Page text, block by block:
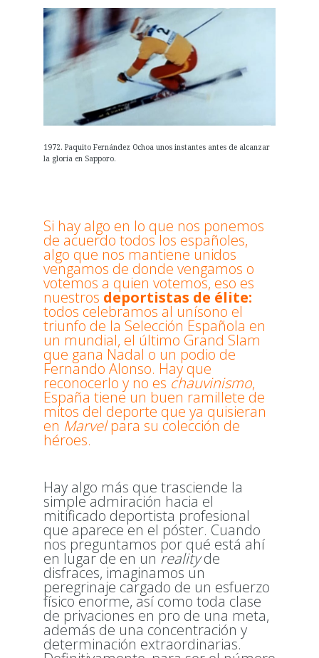
1972. Paquito Fernández Ochoa unos instantes antes de alcanzar
la gloria en Sapporo.
Si hay algo en lo que nos ponemos
de acuerdo todos los españoles,
algo que nos mantiene unidos
vengamos de donde vengamos o
votemos a quien votemos, eso es
nuestros deportistas de élite:
todos celebramos al unísono el
triunfo de la Selección Española en
un mundial, el último Grand Slam
que gana Nadal o un podio de
Fernando Alonso. Hay que
reconocerlo y no es chauvinismo,
España tiene un buen ramillete de
mitos del deporte que ya quisieran
en Marvelpara su colección de
héroes.
Hay algo más que trasciende la
simple admiración hacia el
mitificado deportista profesional
que aparece en el póster. Cuando
nos preguntamos por qué está ahí
en lugar de en un realityde
disfraces, imaginamos un
peregrinaje cargado de un esfuerzo
físico enorme, así como toda clase
de privaciones en pro de una meta,
además de una concentración y
determinación extraordinarias.